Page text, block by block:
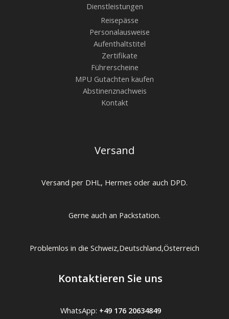
Dienstleistungen
Reisepässe
Personalausweise
Aufenthaltstitel
Zertifikate
Führerscheine
MPU Gutachten kaufen
Abstinenznachweis
Kontakt
Versand
Versand per DHL, Hermes oder auch DPD.
Gerne auch an Packstation.
Problemlos in die Schweiz,Deutschland,Österreich
Kontaktieren Sie uns
WhatsApp: +49 176 20634849